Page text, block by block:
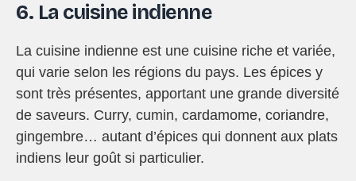
6. La cuisine indienne
La cuisine indienne est une cuisine riche et variée,
qui varie selon les régions du pays. Les épices y
sont très présentes, apportant une grande diversité
de saveurs. Curry, cumin, cardamome, coriandre,
gingembre… autant d’épices qui donnent aux plats
indiens leur goût si particulier.